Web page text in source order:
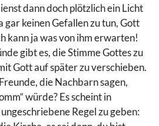
dann doch plötzlich ein Licht
gar keinen Gefallen zu tun, Gott
kann ja was von ihm erwarten!
gibt es, die Stimme Gottes zu
Gott auf später zu verschieben.
die Nachbarn sagen,
würde? Es scheint in
Regel zu geben: